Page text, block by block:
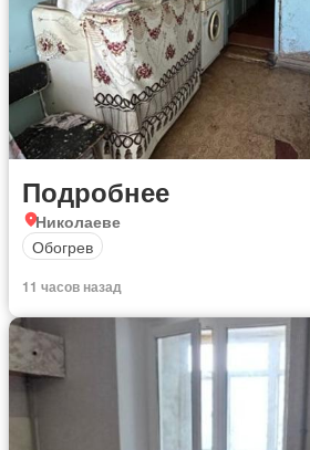
Подробнее
Николаеве
Обогрев
11 часов назад